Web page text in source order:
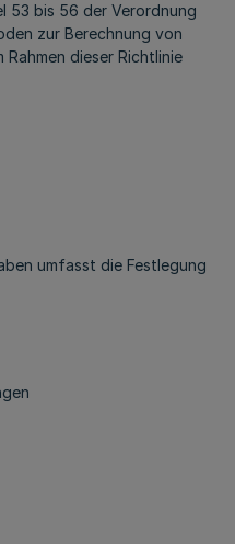
53 bis 56 der Verordnung
zur Berechnung von
dieser Richtlinie
umfasst die Festlegung